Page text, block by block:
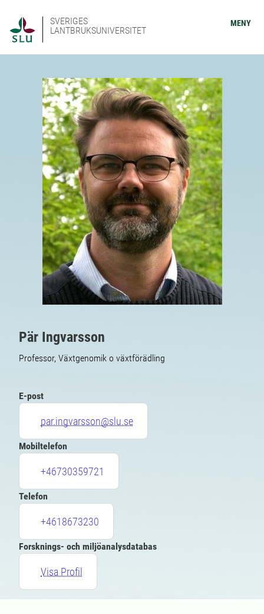
SVERIGES
LANTBRUKSUNIVERSITET
MENY
Pär Ingvarsson
Professor, Växtgenomik o växtförädling
E-post
par.ingvarsson@slu.se
Mobiltelefon
+46730359721
Telefon
+4618673230
Forsknings- och miljöanalysdatabas
Visa Profil